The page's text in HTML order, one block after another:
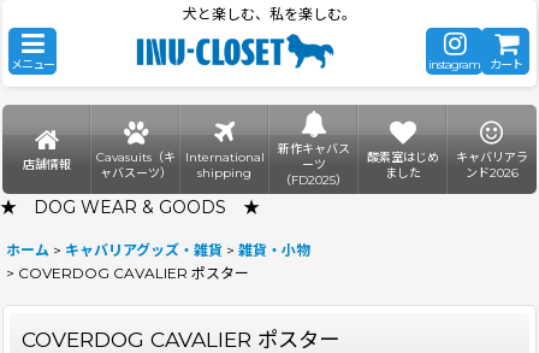
犬と楽しむ、私を楽しむ。
メニュー instagram カート
店舗情報
Cavasuits（キ
ャバスーツ）
International
shipping
新作キャバス
ーツ
（FD2025）
酸素室はじめ
ました
キャバリアラ
ンド2026
★ DOG WEAR & GOODS ★
ホーム > キャバリアグッズ・雑貨 > 雑貨・小物
> COVERDOG CAVALIER ポスター
COVERDOG CAVALIER ポスター